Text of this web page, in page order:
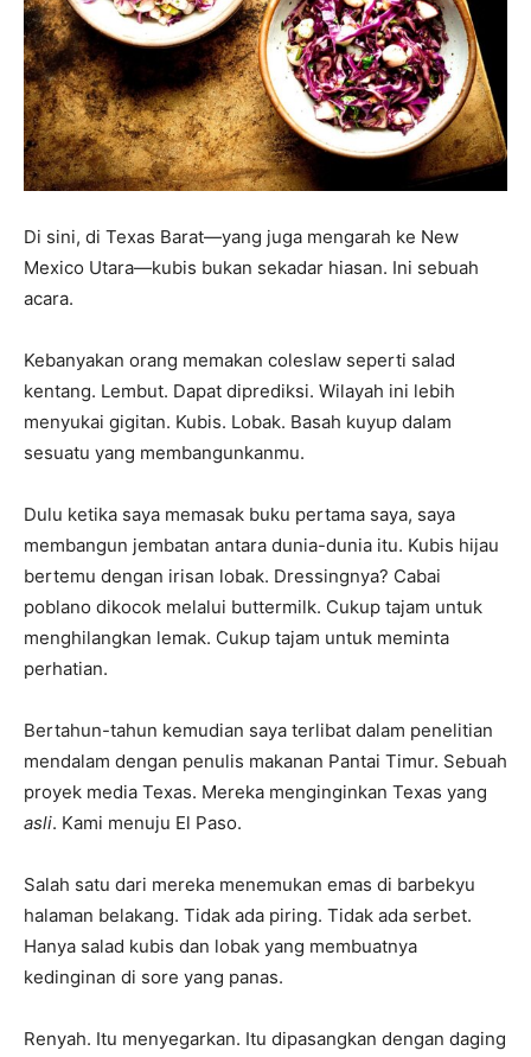
dan
berita
selebritas
Di sini, di Texas Barat—yang juga mengarah ke New
Mexico Utara—kubis bukan sekadar hiasan. Ini sebuah
acara.
Kebanyakan orang memakan coleslaw seperti salad
kentang. Lembut. Dapat diprediksi. Wilayah ini lebih
menyukai gigitan. Kubis. Lobak. Basah kuyup dalam
sesuatu yang membangunkanmu.
Dulu ketika saya memasak buku pertama saya, saya
membangun jembatan antara dunia-dunia itu. Kubis hijau
bertemu dengan irisan lobak. Dressingnya? Cabai
poblano dikocok melalui buttermilk. Cukup tajam untuk
menghilangkan lemak. Cukup tajam untuk meminta
perhatian.
Bertahun-tahun kemudian saya terlibat dalam penelitian
mendalam dengan penulis makanan Pantai Timur. Sebuah
proyek media Texas. Mereka menginginkan Texas yang
asli. Kami menuju El Paso.
Salah satu dari mereka menemukan emas di barbekyu
halaman belakang. Tidak ada piring. Tidak ada serbet.
Hanya salad kubis dan lobak yang membuatnya
kedinginan di sore yang panas.
Renyah. Itu menyegarkan. Itu dipasangkan dengan daging